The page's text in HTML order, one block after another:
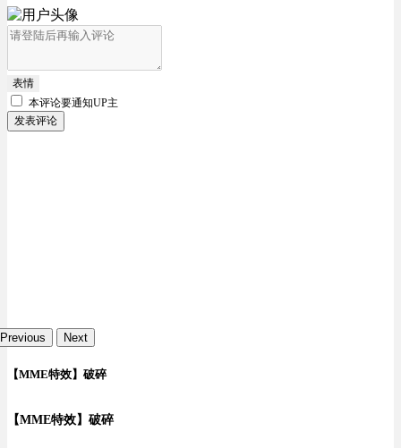
表情
本评论要通知UP主
发表评论
Previous Next
【MME特效】破碎
【MME特效】破碎